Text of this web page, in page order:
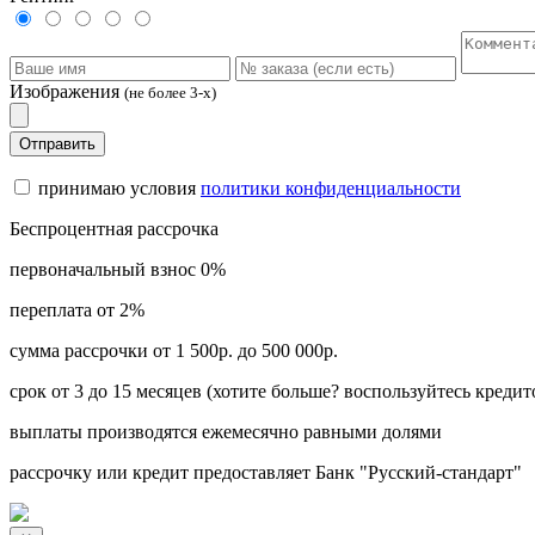
Изображения (не более 3-х)
Отправить
принимаю условия политики конфиденциальности
Беспроцентная рассрочка
первоначальный взнос 0%
переплата от 2%
сумма рассрочки от 1 500р. до 500 000р.
срок от 3 до 15 месяцев (хотите больше? воспользуйтесь
выплаты производятся ежемесячно равными долями
рассрочку или кредит предоставляет Банк "Русский-стандарт"